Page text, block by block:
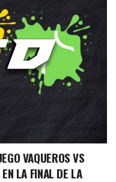
VAQUEROS VS
LA FINAL DE LA